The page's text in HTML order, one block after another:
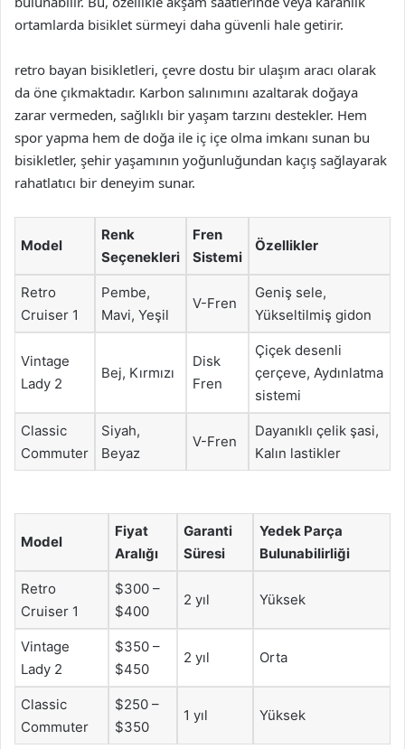
ortamlarda bisiklet sürmeyi daha güvenli hale getirir.
retro bayan bisikletleri, çevre dostu bir ulaşım aracı olarak
da öne çıkmaktadır. Karbon salınımını azaltarak doğaya
zarar vermeden, sağlıklı bir yaşam tarzını destekler. Hem
spor yapma hem de doğa ile iç içe olma imkanı sunan bu
bisikletler, şehir yaşamının yoğunluğundan kaçış sağlayarak
rahatlatıcı bir deneyim sunar.
Model
Renk
Seçenekleri
Fren
Sistemi
Özellikler
Retro
Cruiser 1
Pembe,
Mavi, Yeşil
V-Fren
Geniş sele,
Yükseltilmiş gidon
Vintage
Lady 2
Bej, Kırmızı
Disk
Fren
Çiçek desenli
çerçeve, Aydınlatma
sistemi
Classic
Commuter
Siyah,
Beyaz
V-Fren
Dayanıklı çelik şasi,
Kalın lastikler
Model
Fiyat
Aralığı
Garanti
Süresi
Yedek Parça
Bulunabilirliği
Retro
Cruiser 1
$300 –
$400
2 yıl Yüksek
Vintage
Lady 2
$350 –
$450
2 yıl Orta
Classic
Commuter
$250 –
$350
1 yıl Yüksek